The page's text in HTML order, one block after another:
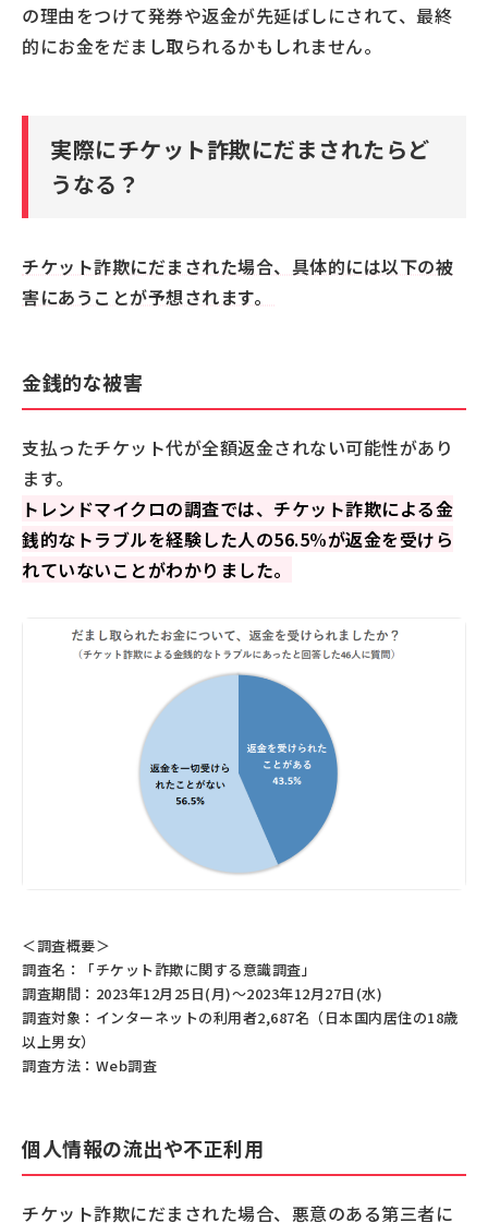
の理由をつけて発券や返金が先延ばしにされて、最終
的にお金をだまし取られるかもしれません。
実際にチケット詐欺にだまされたらど
うなる？
チケット詐欺にだまされた場合、具体的には以下の被
害にあうことが予想されます。
金銭的な被害
支払ったチケット代が全額返金されない可能性があり
ます。
トレンドマイクロの調査では、チケット詐欺による金
銭的なトラブルを経験した人の56.5%が返金を受けら
れていないことがわかりました。
＜調査概要＞
調査名：「チケット詐欺に関する意識調査」
調査期間：2023年12月25日(月)～2023年12月27日(水)
調査対象：インターネットの利用者2,687名（日本国内居住の18歳
以上男女）
調査方法：Web調査
個人情報の流出や不正利用
チケット詐欺にだまされた場合、悪意のある第三者に